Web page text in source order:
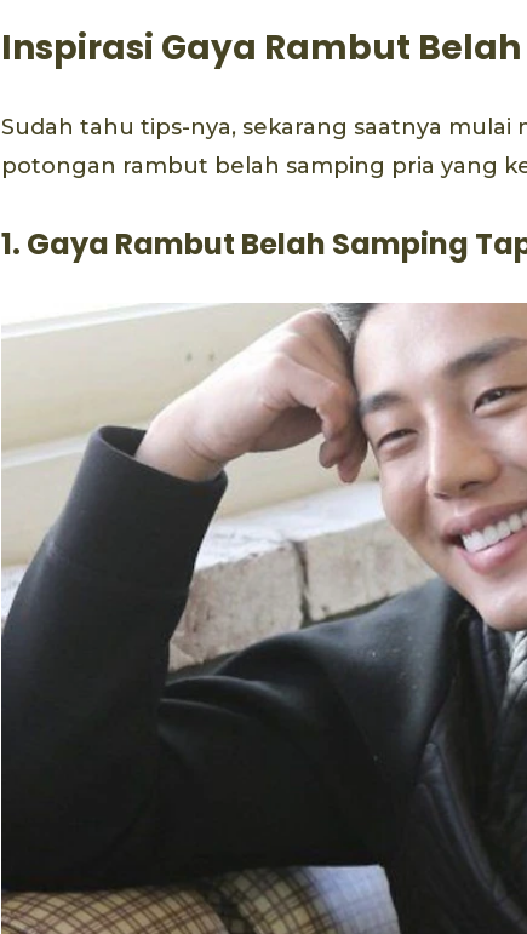
Inspirasi Gaya Rambut
Sudah tahu tips-nya, sekarang saatnya mulai
potongan rambut belah samping pria yang
1. Gaya Rambut Belah Samping